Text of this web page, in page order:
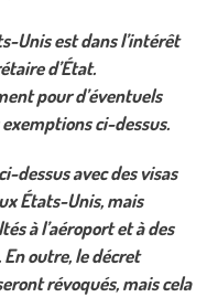
Unis est dans l’intérêt
d’État.
pour d’éventuels
ci-dessus.
dessus avec des visas
États-Unis, mais
à l’aéroport et à des
outre, le décret
révoqués, mais cela